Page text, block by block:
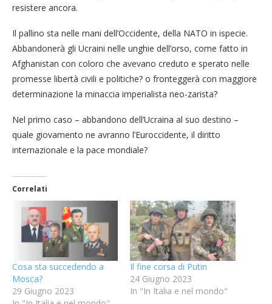
resistere ancora.
Il pallino sta nelle mani dell’Occidente, della NATO in ispecie.
Abbandonerà gli Ucraini nelle unghie dell’orso, come fatto in
Afghanistan con coloro che avevano creduto e sperato nelle
promesse libertà civili e politiche? o fronteggerà con maggiore
determinazione la minaccia imperialista neo-zarista?
Nel primo caso – abbandono dell’Ucraina al suo destino –
quale giovamento ne avranno l’Euroccidente, il diritto
internazionale e la pace mondiale?
Correlati
Cosa sta succedendo a
Mosca?
29 Giugno 2023
Il fine corsa di Putin
24 Giugno 2023
In "In Italia e nel mondo"